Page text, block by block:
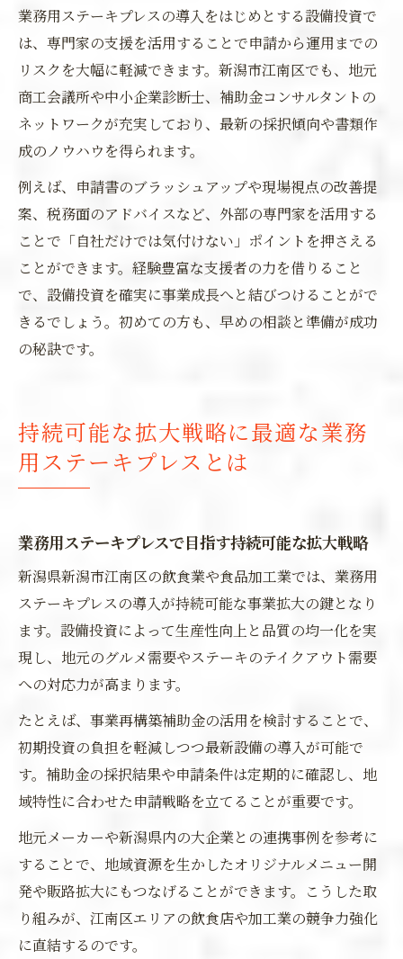
業務用ステーキプレスの導入をはじめとする設備投資で
は、専門家の支援を活用することで申請から運用までの
リスクを大幅に軽減できます。新潟市江南区でも、地元
商工会議所や中小企業診断士、補助金コンサルタントの
ネットワークが充実しており、最新の採択傾向や書類作
成のノウハウを得られます。
例えば、申請書のブラッシュアップや現場視点の改善提
案、税務面のアドバイスなど、外部の専門家を活用する
ことで「自社だけでは気付けない」ポイントを押さえる
ことができます。経験豊富な支援者の力を借りること
で、設備投資を確実に事業成長へと結びつけることがで
きるでしょう。初めての方も、早めの相談と準備が成功
の秘訣です。
持続可能な拡大戦略に最適な業務
用ステーキプレスとは
業務用ステーキプレスで目指す持続可能な拡大戦略
新潟県新潟市江南区の飲食業や食品加工業では、業務用
ステーキプレスの導入が持続可能な事業拡大の鍵となり
ます。設備投資によって生産性向上と品質の均一化を実
現し、地元のグルメ需要やステーキのテイクアウト需要
への対応力が高まります。
たとえば、事業再構築補助金の活用を検討することで、
初期投資の負担を軽減しつつ最新設備の導入が可能で
す。補助金の採択結果や申請条件は定期的に確認し、地
域特性に合わせた申請戦略を立てることが重要です。
地元メーカーや新潟県内の大企業との連携事例を参考に
することで、地域資源を生かしたオリジナルメニュー開
発や販路拡大にもつなげることができます。こうした取
り組みが、江南区エリアの飲食店や加工業の競争力強化
に直結するのです。